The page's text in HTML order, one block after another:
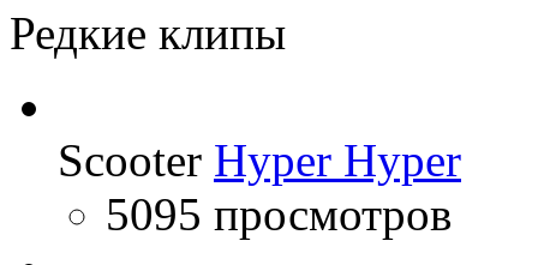
Редкие клипы
Scooter Hyper Hyper
5095 просмотров